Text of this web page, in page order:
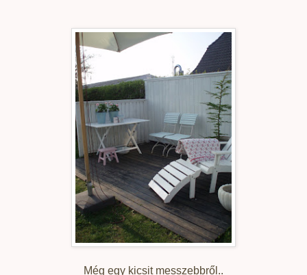
Még egy kicsit messzebbről..